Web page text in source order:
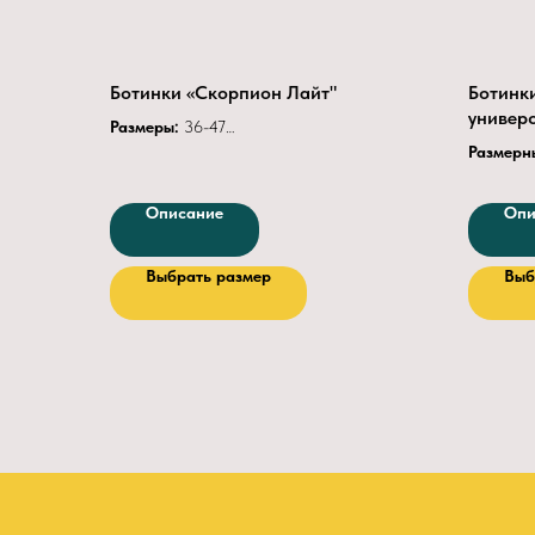
Ботинки «Скорпион Лайт"
Размеры: 36-47
Подносок:термопластичный или
металлический
200Дж
Кожа:
Натуральная из шкур КРС
Толщина кожи (мм)1.8 — 2.2
Крепление подошвы
Литьевое
Описание
Выбрать размер
Мягкий
В